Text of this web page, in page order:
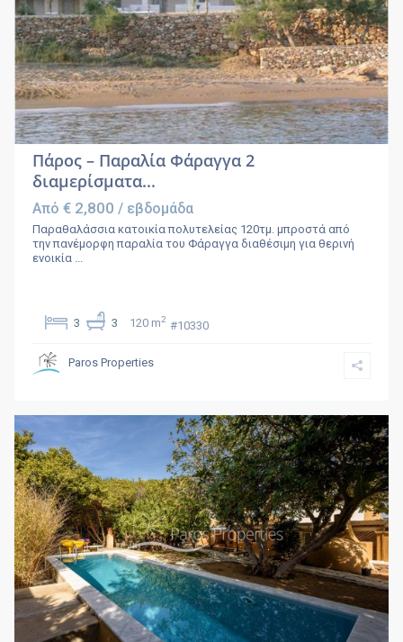
Πάρος – Παραλία Φάραγγα 2
διαμερίσματα...
Από € 2,800 / εβδομάδα
Παραθαλάσσια κατοικία πολυτελείας 120τμ. μπροστά από
την πανέμορφη παραλία του Φάραγγα διαθέσιμη για θερινή
ενοικία
3 3 120 m2 #10330
Paros Properties